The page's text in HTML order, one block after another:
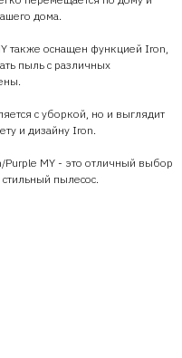
дома.
также оснащен функцией Iron,
пыль с различных
с уборкой, но и выглядит
и дизайну Iron.
MY - это отличный выбор
пылесос.